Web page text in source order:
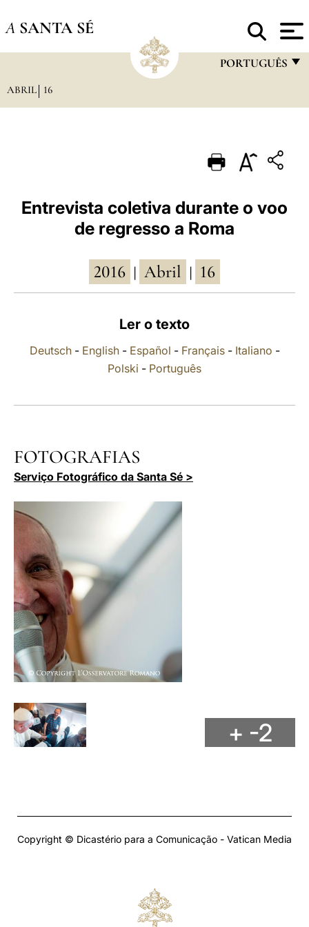
A SANTA SÉ
PORTUGUÊS
PORTUGUÊS
DEUTSCH
ABRIL 16
Entrevista coletiva durante o voo
de regresso a Roma
2016 Abril 16
Ler o texto
Deutsch- English- Español - Français- Italiano -
Polski - Português
FOTOGRAFIAS
Serviço Fotográfico da Santa Sé >
+ -2
Copyright © Dicastério para a Comunicação - Vatican Media